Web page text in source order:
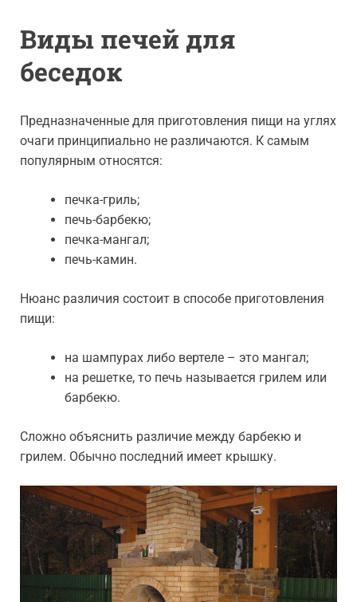
Виды печей для
беседок
Предназначенные для приготовления пищи на углях
очаги принципиально не различаются. К самым
популярным относятся:
печка-гриль;
печь-барбекю;
печка-мангал;
печь-камин.
Нюанс различия состоит в способе приготовления
пищи:
на шампурах либо вертеле – это мангал;
на решетке, то печь называется грилем или
барбекю.
Сложно объяснить различие между барбекю и
грилем. Обычно последний имеет крышку.